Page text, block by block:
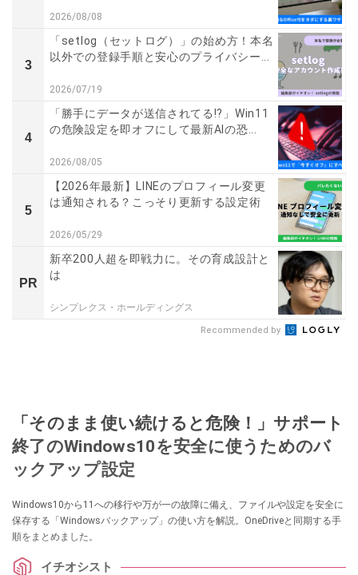
2026/08/08
3
「setlog（セットログ）」の始め方！本名
以外での登録手順と安心のプライバシー...
2026/07/19
4
「勝手にデータが送信されてる!?」Win11
の危険設定を即オフにして最新AIの恐...
2026/08/05
5
【2026年最新】LINEのプロフィール変更
は通知される？こっそり更新する設定術
2026/05/29
PR
新卒200人超を即戦力に。その育成設計と
は
シンプレクス・ホールディングス
Recommended by
「そのまま使い続けると危険！」サポート
終了のWindows10を安全に使うためのバ
ックアップ設定
Windows10から11への移行や万が一の故障に備え、ファイルや設定を安全に
保存する「Windowsバックアップ」の使い方を解説。OneDriveと同期する手
順をまとめました。
イチオシスト